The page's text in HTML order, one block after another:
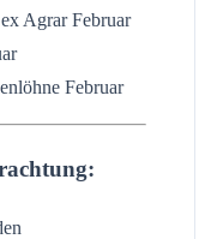
Agrar Februar
Februar